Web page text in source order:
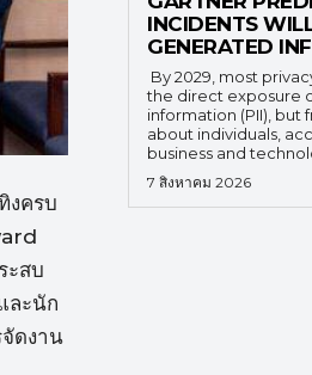
งครบ
ะสบ
ละนัก
ดงาน
INCIDENTS
GENERATED
By 2029, most
the direct exposure
information (PII),
about individuals,
business and
7 สิงหาคม 2026